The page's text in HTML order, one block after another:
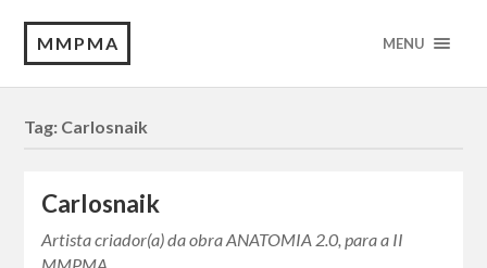
MMPMA MENU
Tag: Carlosnaik
Carlosnaik
Artista criador(a) da obra ANATOMIA 2.0, para a II